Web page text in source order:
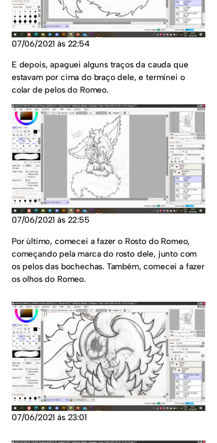
07/06/2021 às 22:54
E depois, apaguei alguns traços da cauda que
estavam por cima do braço dele, e terminei o
colar de pelos do Romeo.
07/06/2021 às 22:55
Por último, comecei a fazer o Rosto do Romeo,
começando pela marca do rosto dele, junto com
os pelos das bochechas. Também, comecei a fazer
os olhos do Romeo.
07/06/2021 às 23:01